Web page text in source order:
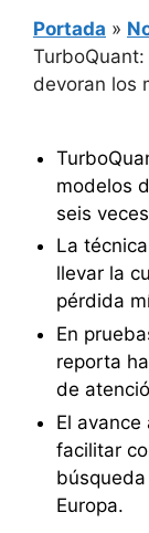
Portada »
devoran los
modelos
seis
La
llevar la
pérdida
En
reporta
de
El
facilitar
Europa.